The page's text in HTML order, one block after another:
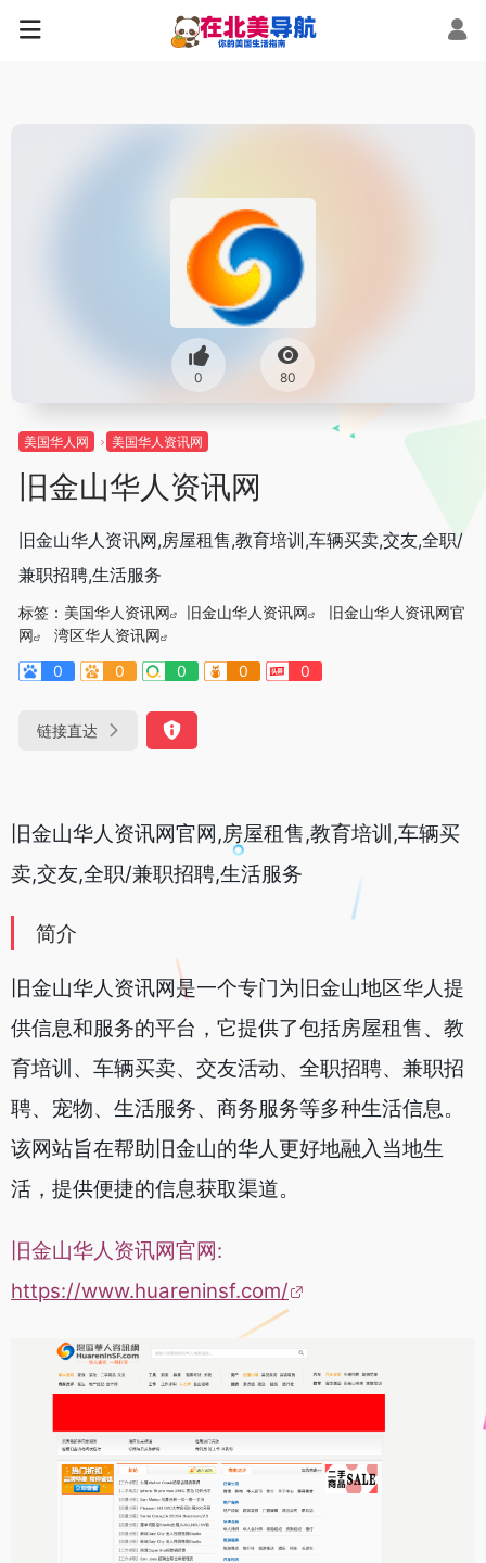
0 80
美国华人网 美国华人资讯网
旧金山华人资讯网
旧金山华人资讯网,房屋租售,教育培训,车辆买卖,交友,全职/
兼职招聘,生活服务
标签： 美国华人资讯网 旧金山华人资讯网
旧金山华人资讯网官
网
湾区华人资讯网
0
0 0 0 0
链接直达
旧金山华人资讯网官网,房屋租售,教育培训,车辆买
卖,交友,全职/兼职招聘,生活服务
简介
旧金山华人资讯网是一个专门为旧金山地区华人提
供信息和服务的平台，它提供了包括房屋租售、教
育培训、车辆买卖、交友活动、全职招聘、兼职招
聘、宠物、生活服务、商务服务等多种生活信息。
该网站旨在帮助旧金山的华人更好地融入当地生
活，提供便捷的信息获取渠道。
旧金山华人资讯网官网:
https://www.huareninsf.com/